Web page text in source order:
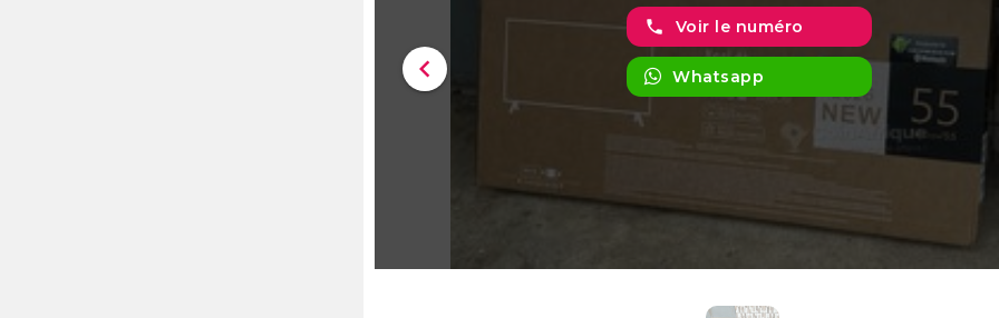
chevron_left
phone Voir le numéro
Whatsapp